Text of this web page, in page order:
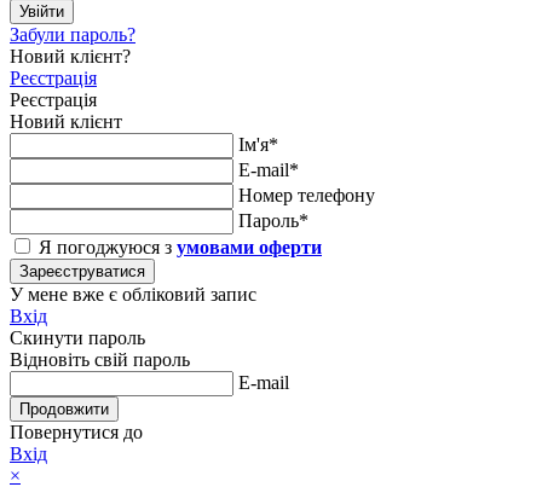
Увійти
Забули пароль?
Новий клієнт?
Реєстрація
Реєстрація
Новий клієнт
Ім'я*
E-mail*
Номер телефону
Пароль*
Я погоджуюся з умовами оферти
Зареєструватися
У мене вже є обліковий запис
Вхід
Скинути пароль
Відновіть свій пароль
E-mail
Продовжити
Повернутися до
Вхід
×